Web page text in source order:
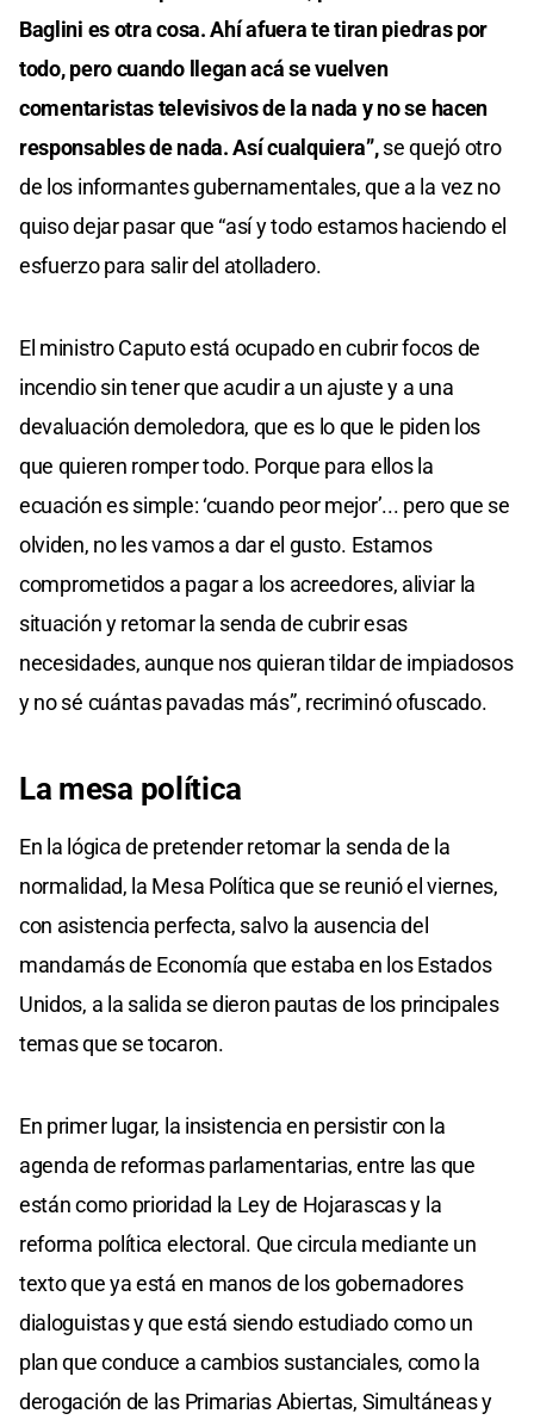
Baglini es otra cosa. Ahí afuera te tiran piedras por
todo, pero cuando llegan acá se vuelven
comentaristas televisivos de la nada y no se hacen
responsables de nada. Así cualquiera”,se quejó otro
de los informantes gubernamentales, que a la vez no
quiso dejar pasar que “así y todo estamos haciendo el
esfuerzo para salir del atolladero.
El ministro Caputo está ocupado en cubrir focos de
incendio sin tener que acudir a un ajuste y a una
devaluación demoledora, que es lo que le piden los
que quieren romper todo. Porque para ellos la
ecuación es simple: ‘cuando peor mejor’... pero que se
olviden, no les vamos a dar el gusto. Estamos
comprometidos a pagar a los acreedores, aliviar la
situación y retomar la senda de cubrir esas
necesidades, aunque nos quieran tildar de impiadosos
y no sé cuántas pavadas más”, recriminó ofuscado.
La mesa política
En la lógica de pretender retomar la senda de la
normalidad, la Mesa Política que se reunió el viernes,
con asistencia perfecta, salvo la ausencia del
mandamás de Economía que estaba en los Estados
Unidos, a la salida se dieron pautas de los principales
temas que se tocaron.
En primer lugar, la insistencia en persistir con la
agenda de reformas parlamentarias, entre las que
están como prioridad la Ley de Hojarascas y la
reforma política electoral. Que circula mediante un
texto que ya está en manos de los gobernadores
dialoguistas y que está siendo estudiado como un
plan que conduce a cambios sustanciales, como la
derogación de las Primarias Abiertas, Simultáneas y